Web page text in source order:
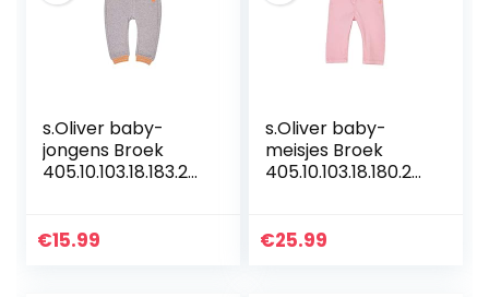
s.Oliver baby-
jongens Broek
405.10.103.18.183.20
€15.99
s.Oliver baby-
meisjes Broek
405.10.103.18.180.20
€25.99